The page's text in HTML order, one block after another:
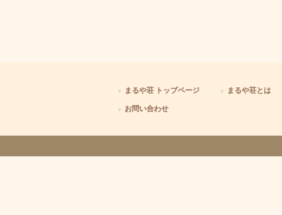
まるや荘 トップページ まるや荘とは
お問い合わせ